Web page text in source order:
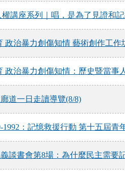
權講座系列｜唱，是為了見證和
政治暴力創傷知情 藝術創作工作
政治暴力創傷知情：歷史暨當事
道一日走讀導覽(8/8)
：記憶救援行動 第十五屆青
談書會第8場：為什麼民主需要